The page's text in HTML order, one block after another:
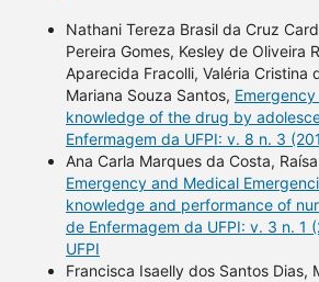
Nathani Tereza Brasil da Cruz
Pereira Gomes, Kesley de Oliveira
Aparecida Fracolli, Valéria Cristina
Mariana Souza Santos,
knowledge of the drug by
Enfermagem da UFPI: v. 8 n. 3
Ana Carla Marques da Costa,
Emergency and Medical
knowledge and performance of
de Enfermagem da UFPI: v. 3 n. 1
UFPI
Francisca Isaelly dos Santos Dias,